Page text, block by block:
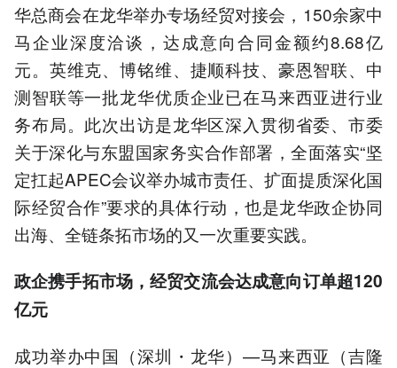
华总商会在龙华举办专场经贸对接会，150余家中
马企业深度洽谈，达成意向合同金额约8.68亿
元。英维克、博铭维、捷顺科技、豪恩智联、中
测智联等一批龙华优质企业已在马来西亚进行业
务布局。此次出访是龙华区深入贯彻省委、市委
关于深化与东盟国家务实合作部署，全面落实“坚
定扛起APEC会议举办城市责任、扩面提质深化国
际经贸合作”要求的具体行动，也是龙华政企协同
出海、全链条拓市场的又一次重要实践。
政企携手拓市场，经贸交流会达成意向订单超120
亿元
成功举办中国（深圳・龙华）—马来西亚（吉隆